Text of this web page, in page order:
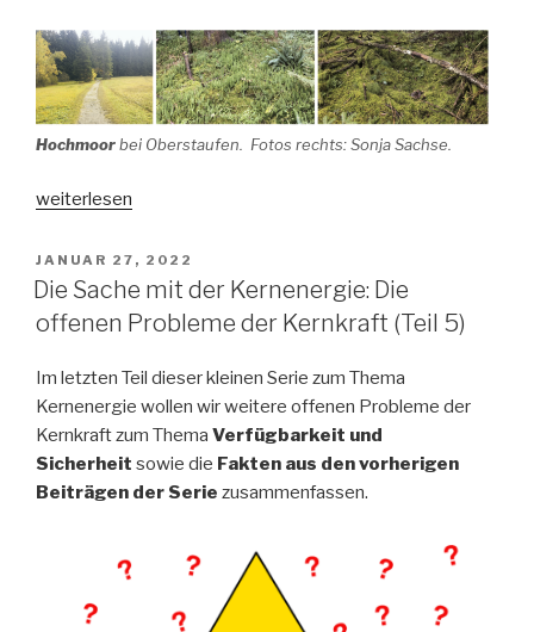
Hochmoorbei Oberstaufen. Fotos rechts: Sonja Sachse.
„Moore
1:
Vorkommen,
Funktion
das
Problem
der
Entwässerung“
weiterlesen
VERÖFFENTLICHT
AM
JANUAR 27, 2022
Die Sache mit der Kernenergie: Die
offenen Probleme der Kernkraft (Teil 5)
Im letzten Teil dieser kleinen Serie zum Thema
Kernenergie wollen wir weitere offenen Probleme der
Kernkraft zum Thema Verfügbarkeit und
Sicherheit sowie die Fakten aus den vorherigen
Beiträgen der Serie zusammenfassen.